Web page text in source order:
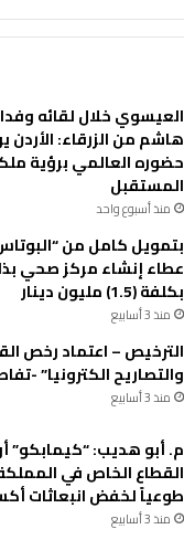
العيسوي خلال لقائه
هاشم من الزرقاء: الأردن
حضوره العالمي برؤية
المستقبل
منذ أسبوع واحد
بتمويل كامل من “البوتاس
عطاء إنشاء مركز صحي
بكلفة (1.5) مليون دينار
منذ 3 أسابيع
الترخيص – اعتماد رخص
والتصاريح الكترونيا” -
منذ 3 أسابيع
م. أبو هديب: “كيمابكو”
القطاع الخاص في المملكة
طوعياً لخفض انبعاثات
منذ 3 أسابيع